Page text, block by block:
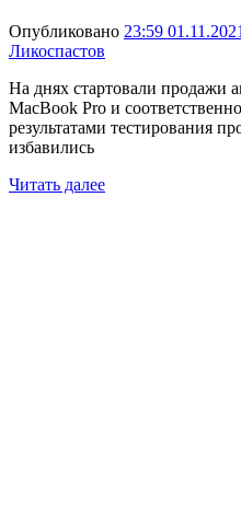
Опубликовано 23:59 01.11.2021
Ликоспастов
На днях стартовали продажи
MacBook Pro и
результатами тестирования
избавились
Читать далее